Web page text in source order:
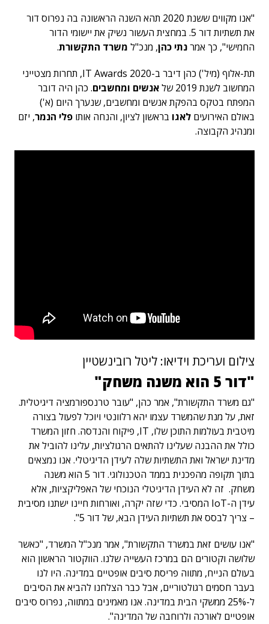
"אנו מקווים ששנת 2020 תהא השנה הראשונה בה נפרוס דור
את תשתיות דור 5. במחצית העשור נשיק את יישומי הדור
החמישי", כך אמרנתי כהן, מנכ"ל משרד התקשורת.
תת-אלוף (מיל') כהן דיבר ב-IT Awards 2020, תחרות מצטייני
המחשוב לשנת 2019 של
אנשים ומחשבים. כהן היה דובר
המפתח בטקס בהפקת אנשים ומחשבים, שנערך היום (א')
באולם האירועים לאגו בראשון לציון, והנחה אותו פלי הנמר, יזם
ומנהיג הקבוצה.
צילום ועריכת וידיאו: ליטל רובינשטיין
"דור 5 הוא משנה משחק"
"גם משרד התקשורת", אמר כהן, "עובר טרנספורמציה דיגיטלית.
זאת, על מנת שהמשרד עצמו יהא רלוונטי ויוכל לפעול בצורה
מיטבית בעולמות התוכן שלו, IT, פיקוח והנדסה. חזון המשרד
כולל את ההבנה שעלינו להתאים הרגולציות, עלינו להוביל את
מדינת ישראל ואת התשתיות שלה לעידן הדיגיטלי. אנו נמצאים
בתוך תקופה מהפכנית בממד הטכנולוגי. דור 5 הוא משנה
משחק. זה לא העידן הדיגיטלי הנוכחי של האפליקציות, אלא
עידן ה-IoT המסיבי. כדי שזה יקרה, ואורחות חיינו ישתנו מסיבית
– צריך לבסס את תשתיות העידן הבא, של דור 5".
"אנו עושים זאת במשרד התקשורת", אמר מנכ"ל המשרד, "כאשר
שלושה וקטורים הם במרכז העשייה שלנו. הווקטור הראשון הוא
בעולם הנייח, מתווה פריסת סיבים אופטיים במדינה. היו לנו
בעבר חסמים רגולטוריים, אבל כבר הצלחנו להביא את הסיבים
ל-25% ממשקי הבית במדינה. אנו מאמינים במתווה, נפרוס סיבים
אופטיים לאורכה ולרוחבה של המדינה".